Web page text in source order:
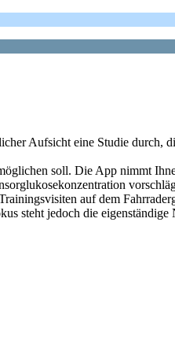
Aufsicht eine Studie durch,
soll. Die App nimmt
auf dem
steht jedoch die